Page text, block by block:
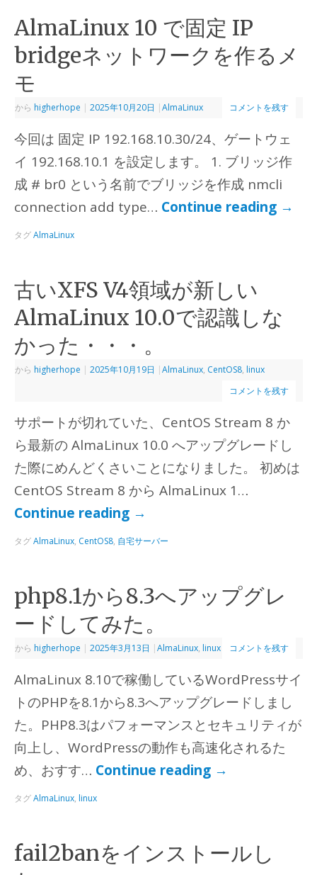
AlmaLinux 10 で固定 IP
bridgeネットワークを作るメ
モ
から higherhope | 2025年10月20日 |AlmaLinux コメントを残す
今回は 固定 IP 192.168.10.30/24、ゲートウェ
イ 192.168.10.1 を設定します。 1. ブリッジ作
成 # br0 という名前でブリッジを作成 nmcli
connection add type… Continue reading →
タグAlmaLinux
古いXFS V4領域が新しい
AlmaLinux 10.0で認識しな
かった・・・。
から higherhope | 2025年10月19日 |AlmaLinux, CentOS8, linux
コメントを残す
サポートが切れていた、CentOS Stream 8 か
ら最新の AlmaLinux 10.0 へアップグレードし
た際にめんどくさいことになりました。 初めは
CentOS Stream 8 から AlmaLinux 1…
Continue reading →
タグAlmaLinux, CentOS8, 自宅サーバー
php8.1から8.3へアップグレ
ードしてみた。
から higherhope | 2025年3月13日 |AlmaLinux, linux コメントを残す
AlmaLinux 8.10で稼働しているWordPressサイ
トのPHPを8.1から8.3へアップグレードしまし
た。PHP8.3はパフォーマンスとセキュリティが
向上し、WordPressの動作も高速化されるた
め、おすす… Continue reading →
タグAlmaLinux, linux
fail2banをインストールし